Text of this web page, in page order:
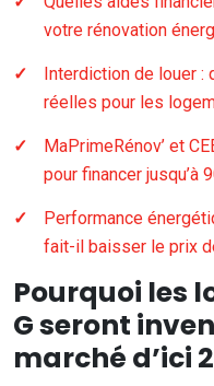
votre rénovation
Interdiction de louer :
réelles pour les
MaPrimeRénov’ et
pour financer jusqu’à
Performance
fait-il baisser le prix
Pourquoi les
G seront
marché d’ici